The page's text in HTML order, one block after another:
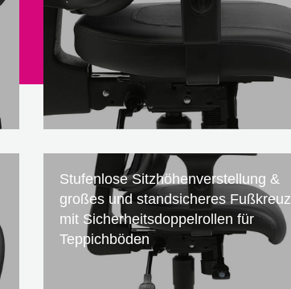
Stufenlose Sitzhöhenverstellung &
großes und standsicheres Fußkreuz
mit Sicherheitsdoppelrollen für
Teppichböden